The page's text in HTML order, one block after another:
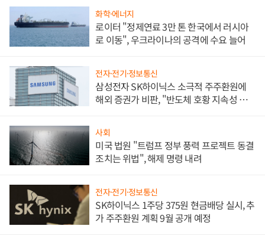
화학·에너지
로이터 "정제연료 3만 톤 한국에서 러시아
로 이동", 우크라이나의 공격에 수요 늘어
전자·전기·정보통신
삼성전자 SK하이닉스 소극적 주주환원에
해외 증권가 비판, "반도체 호황 지속성 의
사회
미국 법원 "트럼프 정부 풍력 프로젝트 동결
조치는 위법", 해제 명령 내려
전자·전기·정보통신
SK하이닉스 1주당 375원 현금배당 실시, 추
가 주주환원 계획 9월 공개 예정